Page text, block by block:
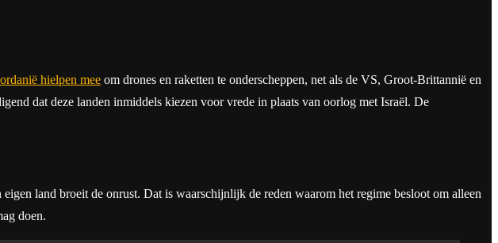
hielpen mee om drones en raketten te onderscheppen, net als de VS, Groot-Brittannië en
dat deze landen inmiddels kiezen voor vrede in plaats van oorlog met Israël. De
land broeit de onrust. Dat is waarschijnlijk de reden waarom het regime besloot om alleen
doen.